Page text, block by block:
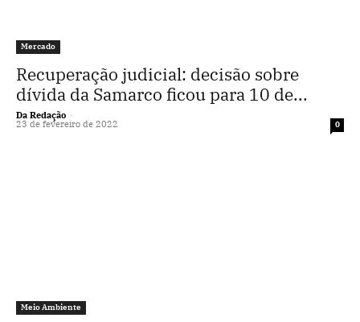
Mercado
Recuperação judicial: decisão sobre
dívida da Samarco ficou para 10 de...
Da Redação -
23 de fevereiro de 2022 0
Meio Ambiente